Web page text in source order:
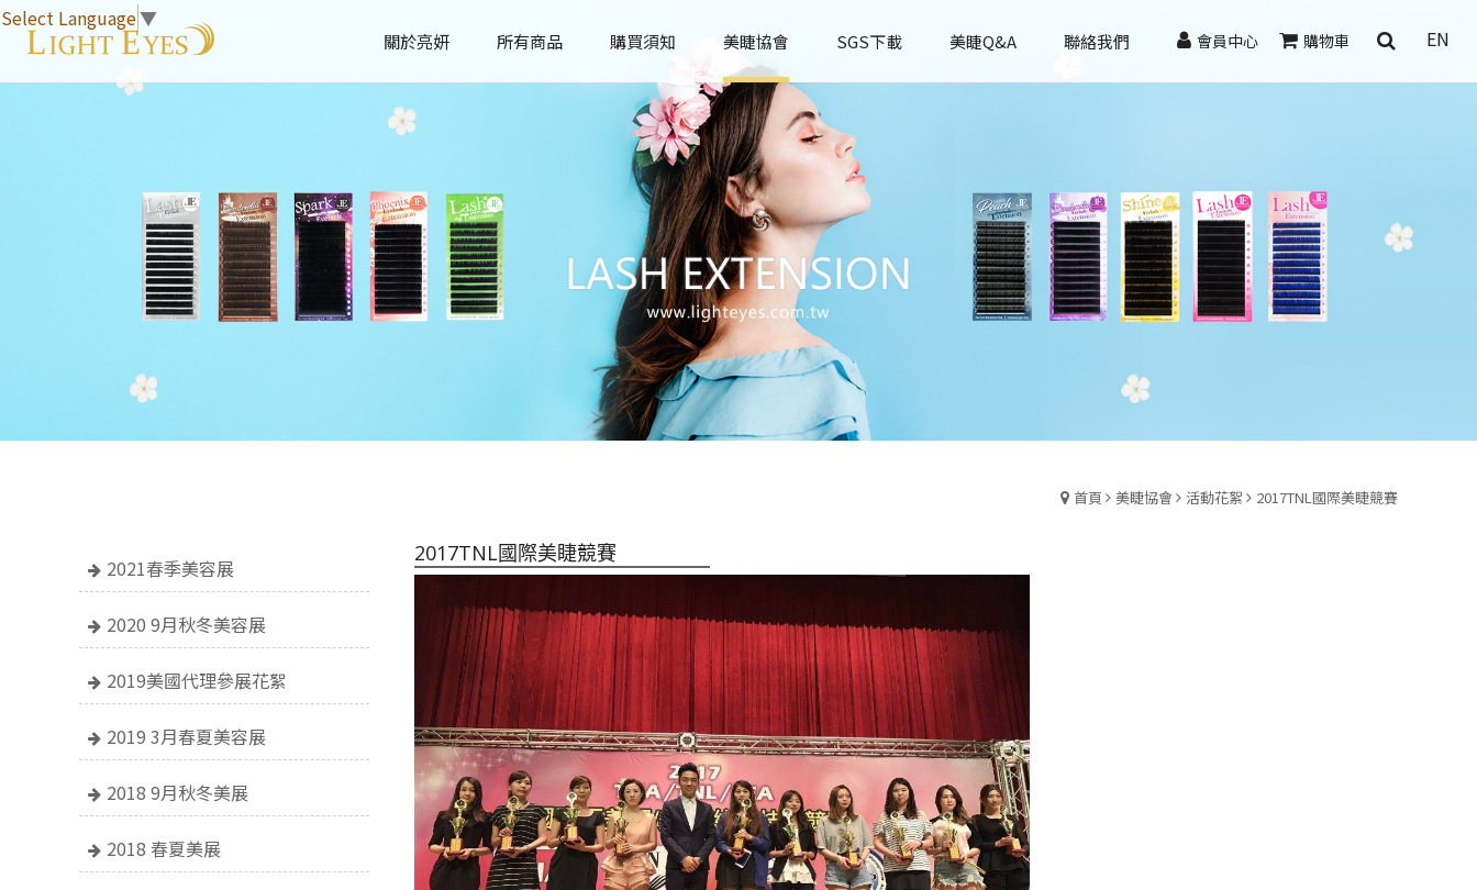
Select Language▼
EN
會員中心 購物車
關於亮妍 所有商品 購買須知 美睫協會 SGS下載 美睫Q&A 聯絡我們
首頁 美睫協會 活動花絮 2017TNL國際美睫競賽
2021春季美容展
2020 9月秋冬美容展
2019美國代理參展花絮
2019 3月春夏美容展
2018 9月秋冬美展
2018 春夏美展
2017TNL國際美睫競賽